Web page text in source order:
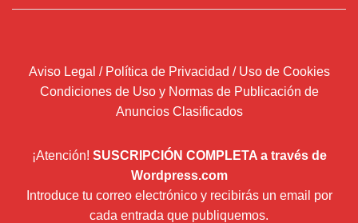
Aviso Legal / Política de Privacidad / Uso de Cookies
Condiciones de Uso y Normas de Publicación de
Anuncios Clasificados
¡Atención! SUSCRIPCIÓN COMPLETA a través de
Wordpress.com
Introduce tu correo electrónico y recibirás un email por
cada entrada que publiquemos.